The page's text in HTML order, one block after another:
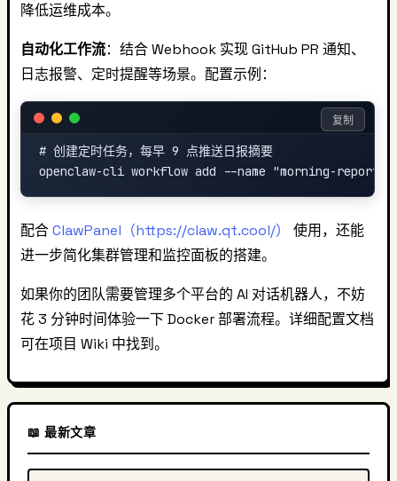
降低运维成本。
自动化工作流：结合 Webhook 实现 GitHub PR 通知、
日志报警、定时提醒等场景。配置示例：
# 创建定时任务，每早 9 点推送日报摘要
复制
配合ClawPanel（https://claw.qt.cool/）
使用，还能
进一步简化集群管理和监控面板的搭建。
如果你的团队需要管理多个平台的 AI 对话机器人，不妨
花 3 分钟时间体验一下 Docker 部署流程。详细配置文档
可在项目 Wiki 中找到。
📖 最新文章